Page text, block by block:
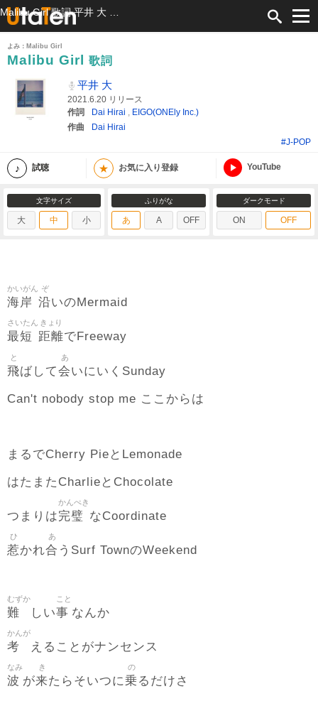
よみ：Malibu Girl
Malibu Girl
歌詞
平井 大
2021.6.20 リリース
作詞
Dai Hirai , EIGO(ONEly Inc.)
作曲
Dai Hirai
#J-POP
試聴 ★ お気に入り登録 YouTube
文字サイズ
大 中 小
ふりがな
あ A OFF
ダークモード
ON OFF
海岸
かいがん
沿
ぞ
いのMermaid
最短
さいたん
距離
きょり
でFreeway
飛
と
ばして会
あ
いにいくSunday
Can't nobody stop me ここからは
まるでCherry PieとLemonade
はたまたCharlieとChocolate
つまりは完璧
かんぺき
なCoordinate
惹
ひ
かれ合
あ
うSurf TownのWeekend
難
むずか
しい事
こと
なんか
考
かんが
えることがナンセンス
波
なみ
が来
き
たらそいつに乗
の
るだけさ